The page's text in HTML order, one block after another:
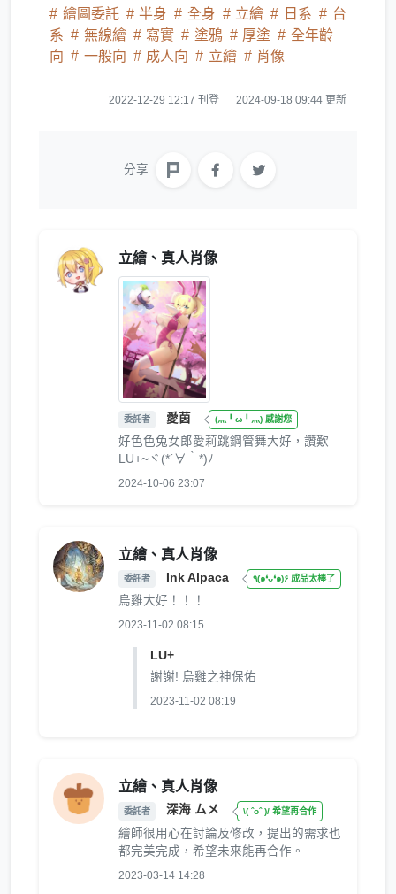
繪圖委託 半身 全身 立繪 日系
台
系
無線繪 寫實 塗鴉 厚塗
全年齡
向
一般向 成人向 立繪 肖像
2022-12-29 12:17 刊登 2024-09-18 09:44 更新
分享
立繪、真人肖像
委託者 愛茵 (灬╹ω╹灬) 感謝您
好色色兔女郎愛莉跳鋼管舞大好，讚歎
LU+~ヾ(*´∀｀*)ﾉ
2024-10-06 23:07
立繪、真人肖像
委託者 Ink Alpaca ٩(๑❛ᴗ❛๑)۶ 成品太棒了
烏雞大好！！！
2023-11-02 08:15
LU+
謝謝! 烏雞之神保佑
2023-11-02 08:19
立繪、真人肖像
委託者 深海 ムメ \( ˆoˆ )/ 希望再合作
繪師很用心在討論及修改，提出的需求也
都完美完成，希望未來能再合作。
2023-03-14 14:28